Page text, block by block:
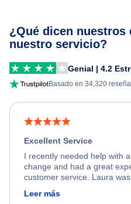
¿Qué dicen nuestros
nuestro servicio?
Genial | 4.2
Basado en 34,320
Excellent Service
I recently needed help with
change and had a great
customer service. Laura
friendly, and very helpful
process. She quickly found a
Leer más